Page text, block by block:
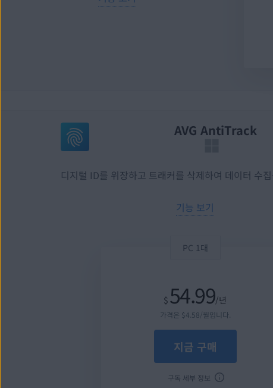
AVG AntiTrack
디지털 ID를 위장하고 트래커를 삭제하여 데이터 수
기능 보기
PC 1대
$ 54.99/년
가격은 $4 .58/월입니다.
지금 구매
구독 세부 정보